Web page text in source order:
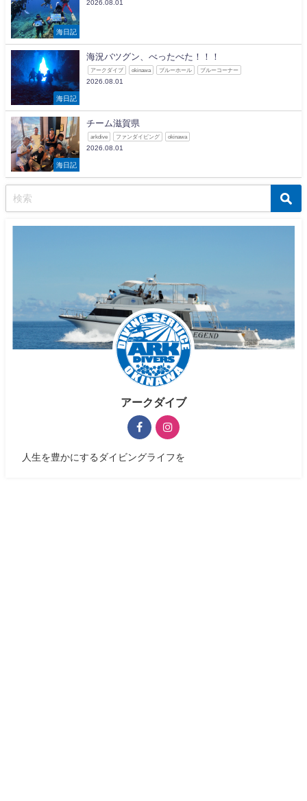
海日記
2026.08.01
海日記
海況バツグン、べったべた！！！
アークダイブ okinawa ブルーホール ブルーコーナー
2026.08.01
海日記
チーム滋賀県
arkdive ファンダイビング okinawa
2026.08.01
アークダイブ
人生を豊かにするダイビングライフを